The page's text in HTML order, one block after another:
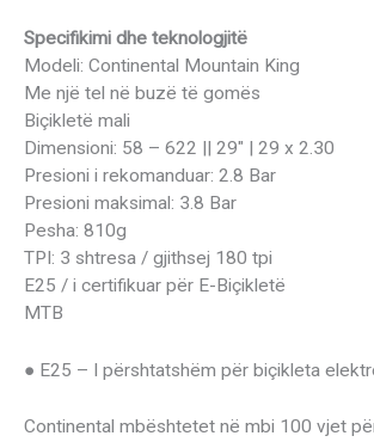
Specifikimi dhe teknologjitë
Modeli: Continental Mountain King
Me një tel në buzë të gomës
Biçikletë mali
Dimensioni: 58 – 622 || 29″ | 29 x 2.30
Presioni i rekomanduar: 2.8 Bar
Presioni maksimal: 3.8 Bar
Pesha: 810g
TPI: 3 shtresa / gjithsej 180 tpi
E25 / i certifikuar për E-Biçikletë
MTB
● E25 – I përshtatshëm për biçikleta
Continental mbështetet në mbi 100 vjet